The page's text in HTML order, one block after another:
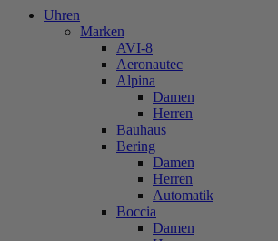
Uhren
Marken
AVI-8
Aeronautec
Alpina
Damen
Herren
Bauhaus
Bering
Damen
Herren
Automatik
Boccia
Damen